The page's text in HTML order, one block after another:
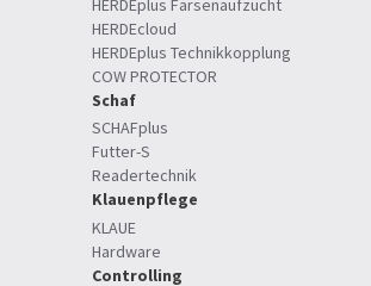
HERDEplus Färsenaufzucht
HERDEcloud
HERDEplus Technikkopplung
COW PROTECTOR
Schaf
SCHAFplus
Futter-S
Readertechnik
Klauenpflege
KLAUE
Hardware
Controlling